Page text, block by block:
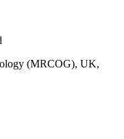
(MRCOG), UK,